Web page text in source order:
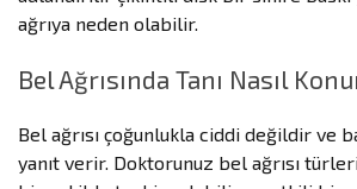
ağrıya neden olabilir.
Bel Ağrısında Tanı Nasıl
Bel ağrısı çoğunlukla ciddi değildir ve
yanıt verir. Doktorunuz bel ağrısı